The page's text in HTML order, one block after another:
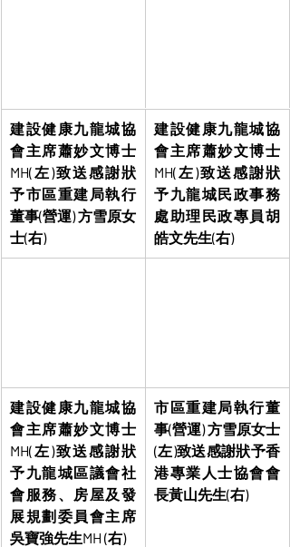
建設健康九龍城協
會主席蕭妙文博士
MH(左)致送感謝狀
予市區重建局執行
董事(營運) 方雪原女
士(右)
建設健康九龍城協
會主席蕭妙文博士
MH(左)致送感謝狀
予九龍城民政事務
處助理民政專員胡
皓文先生(右)
建設健康九龍城協
會主席蕭妙文博士
MH(左)致送感謝狀
予九龍城區議會社
會服務、房屋及發
展規劃委員會主席
吳寶強先生MH (右)
市區重建局執行董
事(營運) 方雪原女士
(左)致送感謝狀予香
港專業人士協會會
長黃山先生(右)